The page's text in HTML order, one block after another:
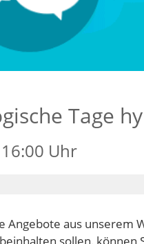
Tage
Uhr
Angebote aus unserem